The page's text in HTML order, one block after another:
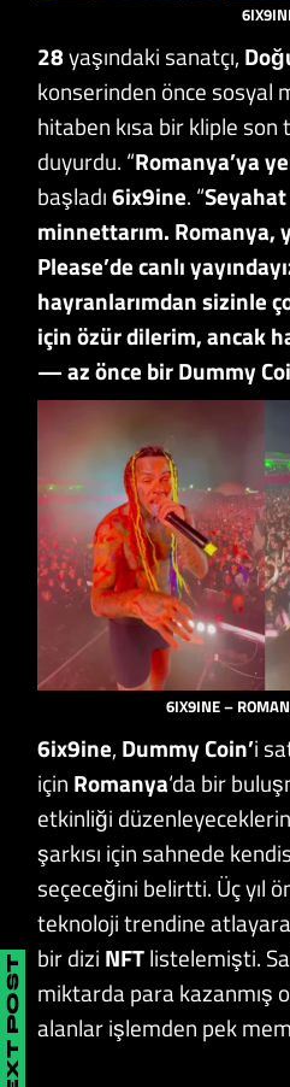
28yaşındaki sanatçı,
konserinden önce sosyal
hitaben kısa bir kliple
duyurdu. “Romanya’ya
başladı6ix9ine. “
minnettarım. Romanya,
Please’de canlı
hayranlarımdan sizinle
için özür dilerim, ancak
— az önce bir Dummy
6IX9INE –
6ix9ine, Dummy Coin’i
için Romanya‘da bir
etkinliği
şarkısı için sahnede
seçeceğini belirtti. Üç yıl
teknoloji trendine
bir dizi NFTlistelemişti.
miktarda para kazanmış
alanlar işlemden pek
NEXT POST